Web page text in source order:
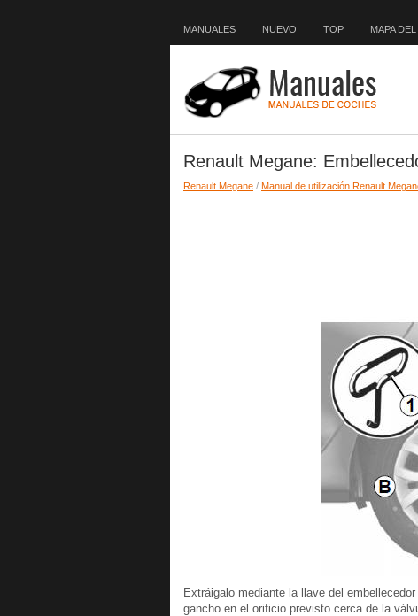
MANUALES NUEVO TOP MAPA
Renault Megane:
Renault Megane / Manual de utilización Renault
Extráigalo mediante la llave del
gancho en el orificio previsto cerca de la